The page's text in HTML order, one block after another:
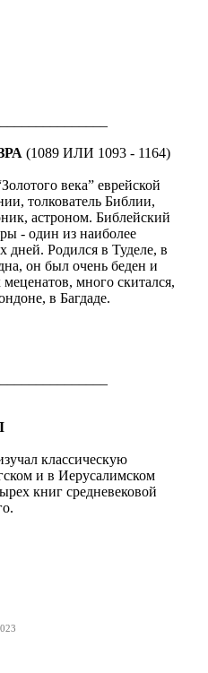
(1089 ИЛИ 1093 - 1164)
века” еврейской
толкователь Библии,
астроном. Библейский
- один из наиболее
дней. Родился в Туделе, в
он был очень беден и
много скитался,
в Багдаде.
классическую
и в Иерусалимском
книг средневековой